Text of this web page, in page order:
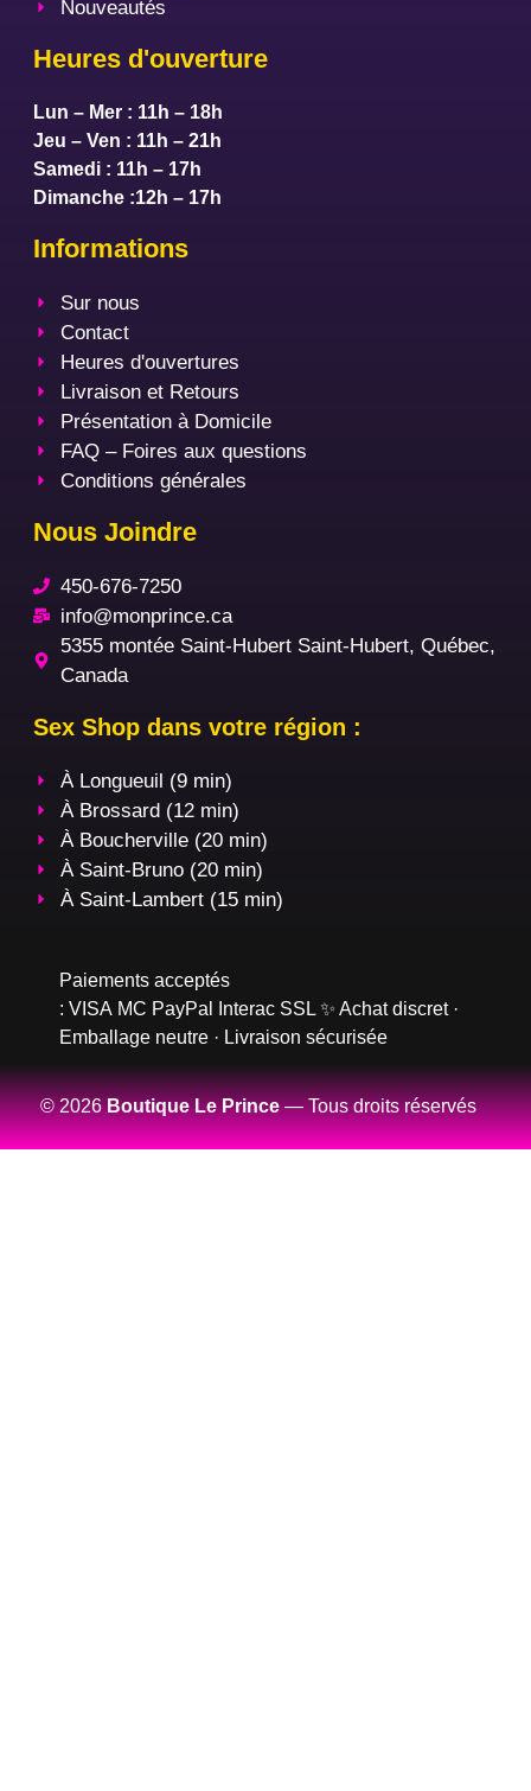
Nouveautés
Heures d'ouverture
Lun – Mer : 11h – 18h
Jeu – Ven : 11h – 21h
Samedi : 11h – 17h
Dimanche :12h – 17h
Informations
Sur nous
Contact
Heures d'ouvertures
Livraison et Retours
Présentation à Domicile
FAQ – Foires aux questions
Conditions générales
Nous Joindre
450-676-7250
info@monprince.ca
5355 montée Saint-Hubert Saint-Hubert, Québec,
Canada
Sex Shop dans votre région :
À Longueuil (9 min)
À Brossard (12 min)
À Boucherville (20 min)
À Saint-Bruno (20 min)
À Saint-Lambert (15 min)
Paiements acceptés
: VISA MC PayPal Interac SSL ✨ Achat discret ·
Emballage neutre · Livraison sécurisée
© 2026Boutique Le Prince— Tous droits réservés